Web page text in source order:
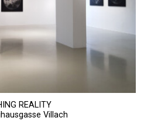
REALITY
Villach